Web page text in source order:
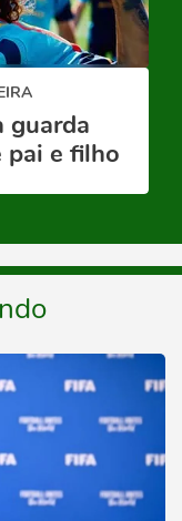
guarda
pai e filho